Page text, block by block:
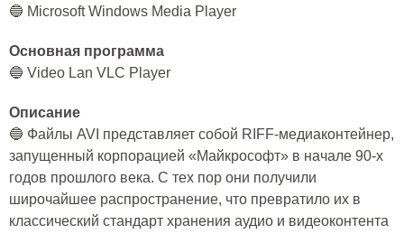
🔵 Microsoft Windows Media Player
Основная программа
🔵 Video Lan VLC Player
Описание
🔵 Файлы AVI представляет собой RIFF-медиаконтейнер,
запущенный корпорацией «Майкрософт» в начале 90-х
годов прошлого века. С тех пор они получили
широчайшее распространение, что превратило их в
классический стандарт хранения аудио и видеоконтента